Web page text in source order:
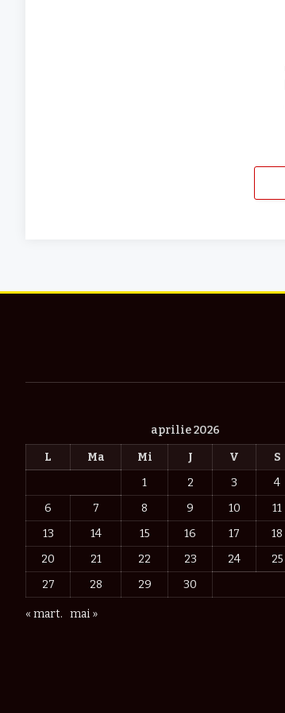
aprilie 2026
L
Ma Mi J V S
1
2 3 4
6
7 8 9 10 11
13
14 15 16 17 18
20
21 22 23 24 25
27
28 29 30
« mart. mai »